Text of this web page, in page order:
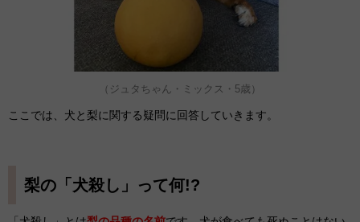
（ジュタちゃん・ミックス・5歳）
ここでは、犬と梨に関する疑問に回答していきます。
梨の「犬殺し」って何!?